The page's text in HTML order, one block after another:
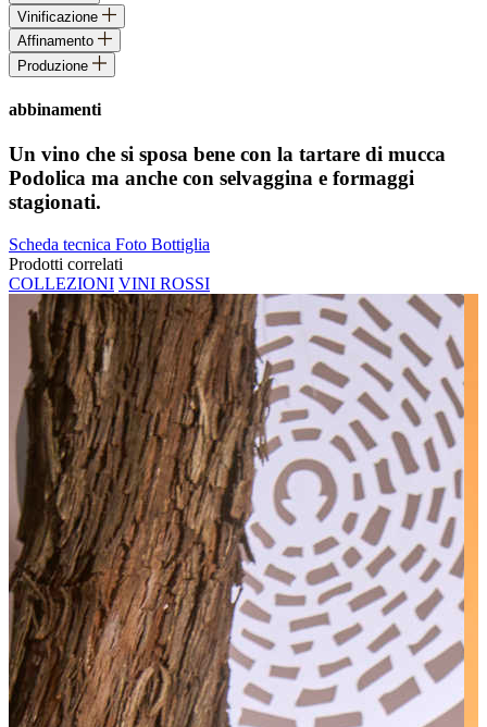
Vinificazione
Affinamento
Produzione
abbinamenti
Un vino che si sposa bene con la tartare di mucca
Podolica ma anche con selvaggina e formaggi
stagionati.
Scheda tecnica Foto Bottiglia
Prodotti correlati
COLLEZIONI VINI ROSSI